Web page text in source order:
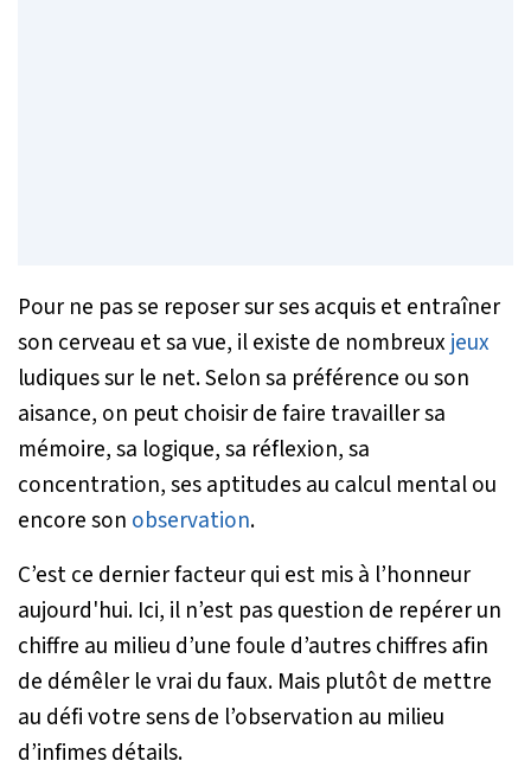
Pour ne pas se reposer sur ses acquis et entraîner
son cerveau et sa vue, il existe de nombreux jeux
ludiques sur le net. Selon sa préférence ou son
aisance, on peut choisir de faire travailler sa
mémoire, sa logique, sa réflexion, sa
concentration, ses aptitudes au calcul mental ou
encore son observation.
C’est ce dernier facteur qui est mis à l’honneur
aujourd'hui. Ici, il n’est pas question de repérer un
chiffre au milieu d’une foule d’autres chiffres afin
de démêler le vrai du faux. Mais plutôt de mettre
au défi votre sens de l’observation au milieu
d’infimes détails.